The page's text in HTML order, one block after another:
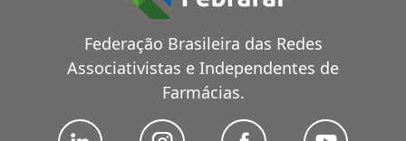
Federação Brasileira das Redes
Associativistas e Independentes de
Farmácias.